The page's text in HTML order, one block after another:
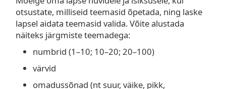
otsustate, milliseid teemasid õpetada, ning laske
lapsel aidata teemasid valida. Võite alustada
näiteks järgmiste teemadega:
numbrid (1–10; 10–20; 20–100)
värvid
omadussõnad (nt suur, väike, pikk,